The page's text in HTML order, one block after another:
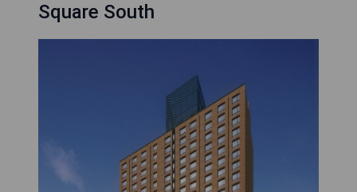
Square South